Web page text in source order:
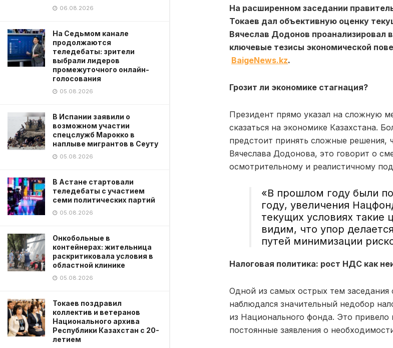
06.08.2026
На Седьмом канале
продолжаются
теледебаты: зрители
выбрали лидеров
промежуточного онлайн-
голосования
05.08.2026
В Испании заявили о
возможном участии
спецслужб Марокко в
наплыве мигрантов в Сеуту
05.08.2026
В Астане стартовали
теледебаты с участием
семи политических партий
05.08.2026
Онкобольные в
контейнерах: жительница
раскритиковала условия в
областной клинике
05.08.2026
Токаев поздравил
коллектив и ветеранов
Национального архива
Республики Казахстан с 20-
летием
На расширенном заседании
Токаев дал объективную оценку
Вячеслав Додонов проанализировал
ключевые тезисы экономической
BaigeNews.kz.
Грозит ли экономике стагнация?
Президент прямо указал на сложную
сказаться на экономике Казахстана.
предстоит принять сложные
Вячеслава Додонова, это говорит о
осмотрительному и реалистичному
«В прошлом году были
году, увеличения
текущих условиях
видим, что упор
путей минимизации
Налоговая политика: рост НДС как
Одной из самых острых тем заседания
наблюдался значительный недобор
из Национального фонда. Это
постоянные заявления о